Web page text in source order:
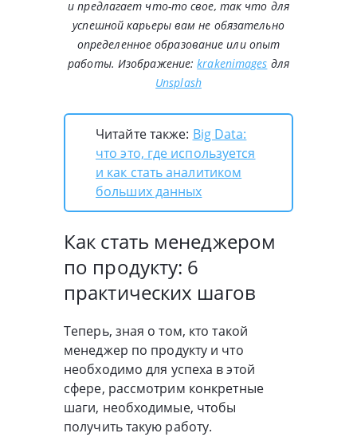
и предлагает что-то свое, так что для
успешной карьеры вам не обязательно
определенное образование или опыт
работы. Изображение:krakenimages для
Unsplash
Читайте также: Big Data:
что это, где используется
и как стать аналитиком
больших данных
Как стать менеджером
по продукту: 6
практических шагов
Теперь, зная о том, кто такой
менеджер по продукту и что
необходимо для успеха в этой
сфере, рассмотрим конкретные
шаги, необходимые, чтобы
получить такую работу.